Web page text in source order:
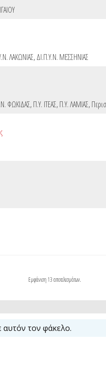
ΛΑΚΩΝΙΑΣ,ΔΙ.Π.Υ.Ν. ΜΕΣΣΗΝΙΑΣ
ΦΩΚΙΔΑΣ,Π.Υ. ΙΤΕΑΣ,Π.Υ. ΛΑΜΙΑΣ,
Εμφάνιση 13 αποτελεσμάτων.
αυτόν τον φάκελο.